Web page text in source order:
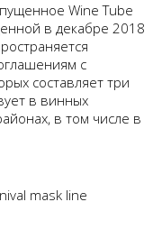
Wine Tube
в декабре 2018
с
составляет три
в винных
в том числе в